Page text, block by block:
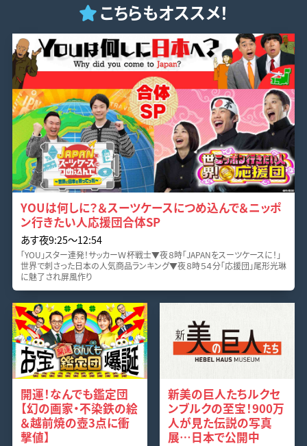
こちらもオススメ！
YOUは何しに？＆スーツケースにつめ込んで＆ニッポ
ン行きたい人応援団合体SP
あす夜9:25〜12:54
「YOU」スター連発！サッカーＷ杯戦士▼夜８時「JAPANをスーツケースに！」
世界で刺さった日本の人気商品ランキング▼夜８時５４分「応援団」尾形光琳
に魅了され屏風作り
開運！なんでも鑑定団
【幻の画家・不染鉄の絵
＆越前焼の壺3点に衝
撃値】
新美の巨人たちルクセ
ンブルクの至宝！900万
人が見た伝説の写真
展…日本で公開中